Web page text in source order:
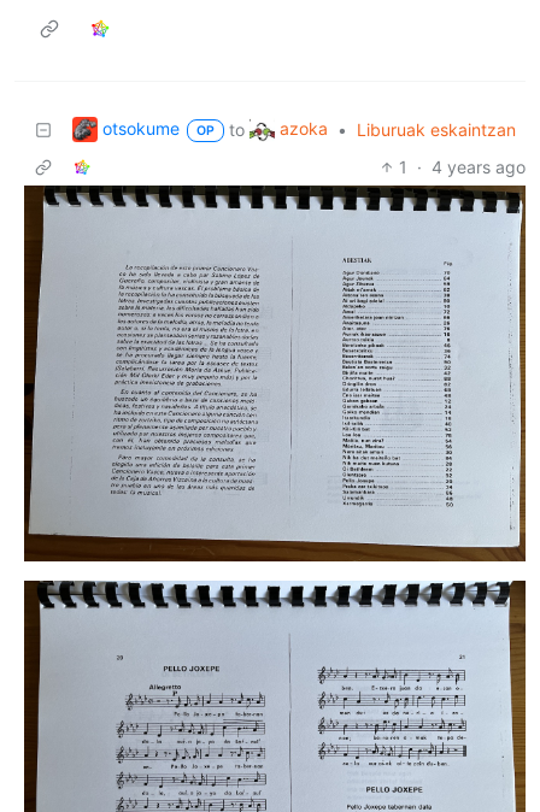
otsokume OP to azoka •
Liburuak eskaintzan
1
· 4 years ago